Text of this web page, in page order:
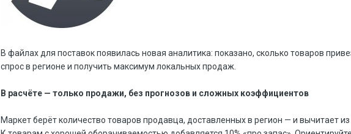
В файлах для поставок появилась новая аналитика: показано, сколько товаров
спрос в регионе и получить максимум локальных продаж.
В расчёте — только продажи, без прогнозов и сложных коэффициентов
Маркет берёт количество товаров продавца, доставленных в регион — и вычитает из